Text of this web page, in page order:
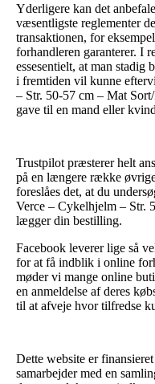
Yderligere kan det
væsentligste reglementer
transaktionen, for
forhandleren garanterer. I
essesentielt, at man stadig
i fremtiden vil kunne
– Str. 50-57 cm – Mat
gave til en mand eller
Trustpilot præsterer helt
på en længere række
foreslåes det, at du
Verce – Cykelhjelm – Str.
lægger din bestilling.
Facebook leverer lige så
for at få indblik i online
møder vi mange online
en anmeldelse af deres
til at afveje hvor tilfredse
Dette website er
samarbejder med en